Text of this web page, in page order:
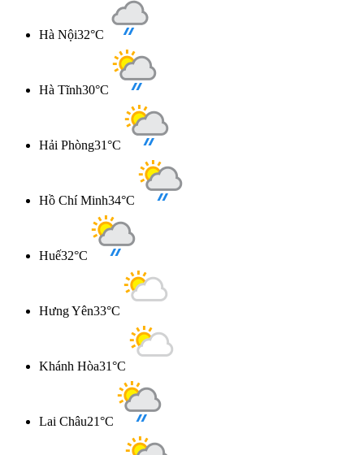
Hà Nội32°C
Hà Tĩnh30°C
Hải Phòng31°C
Hồ Chí Minh34°C
Huế32°C
Hưng Yên33°C
Khánh Hòa31°C
Lai Châu21°C